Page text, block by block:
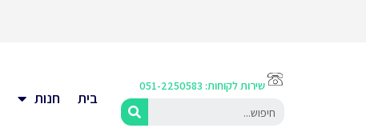
שירות לקוחות: 051-2250583
בית חנות